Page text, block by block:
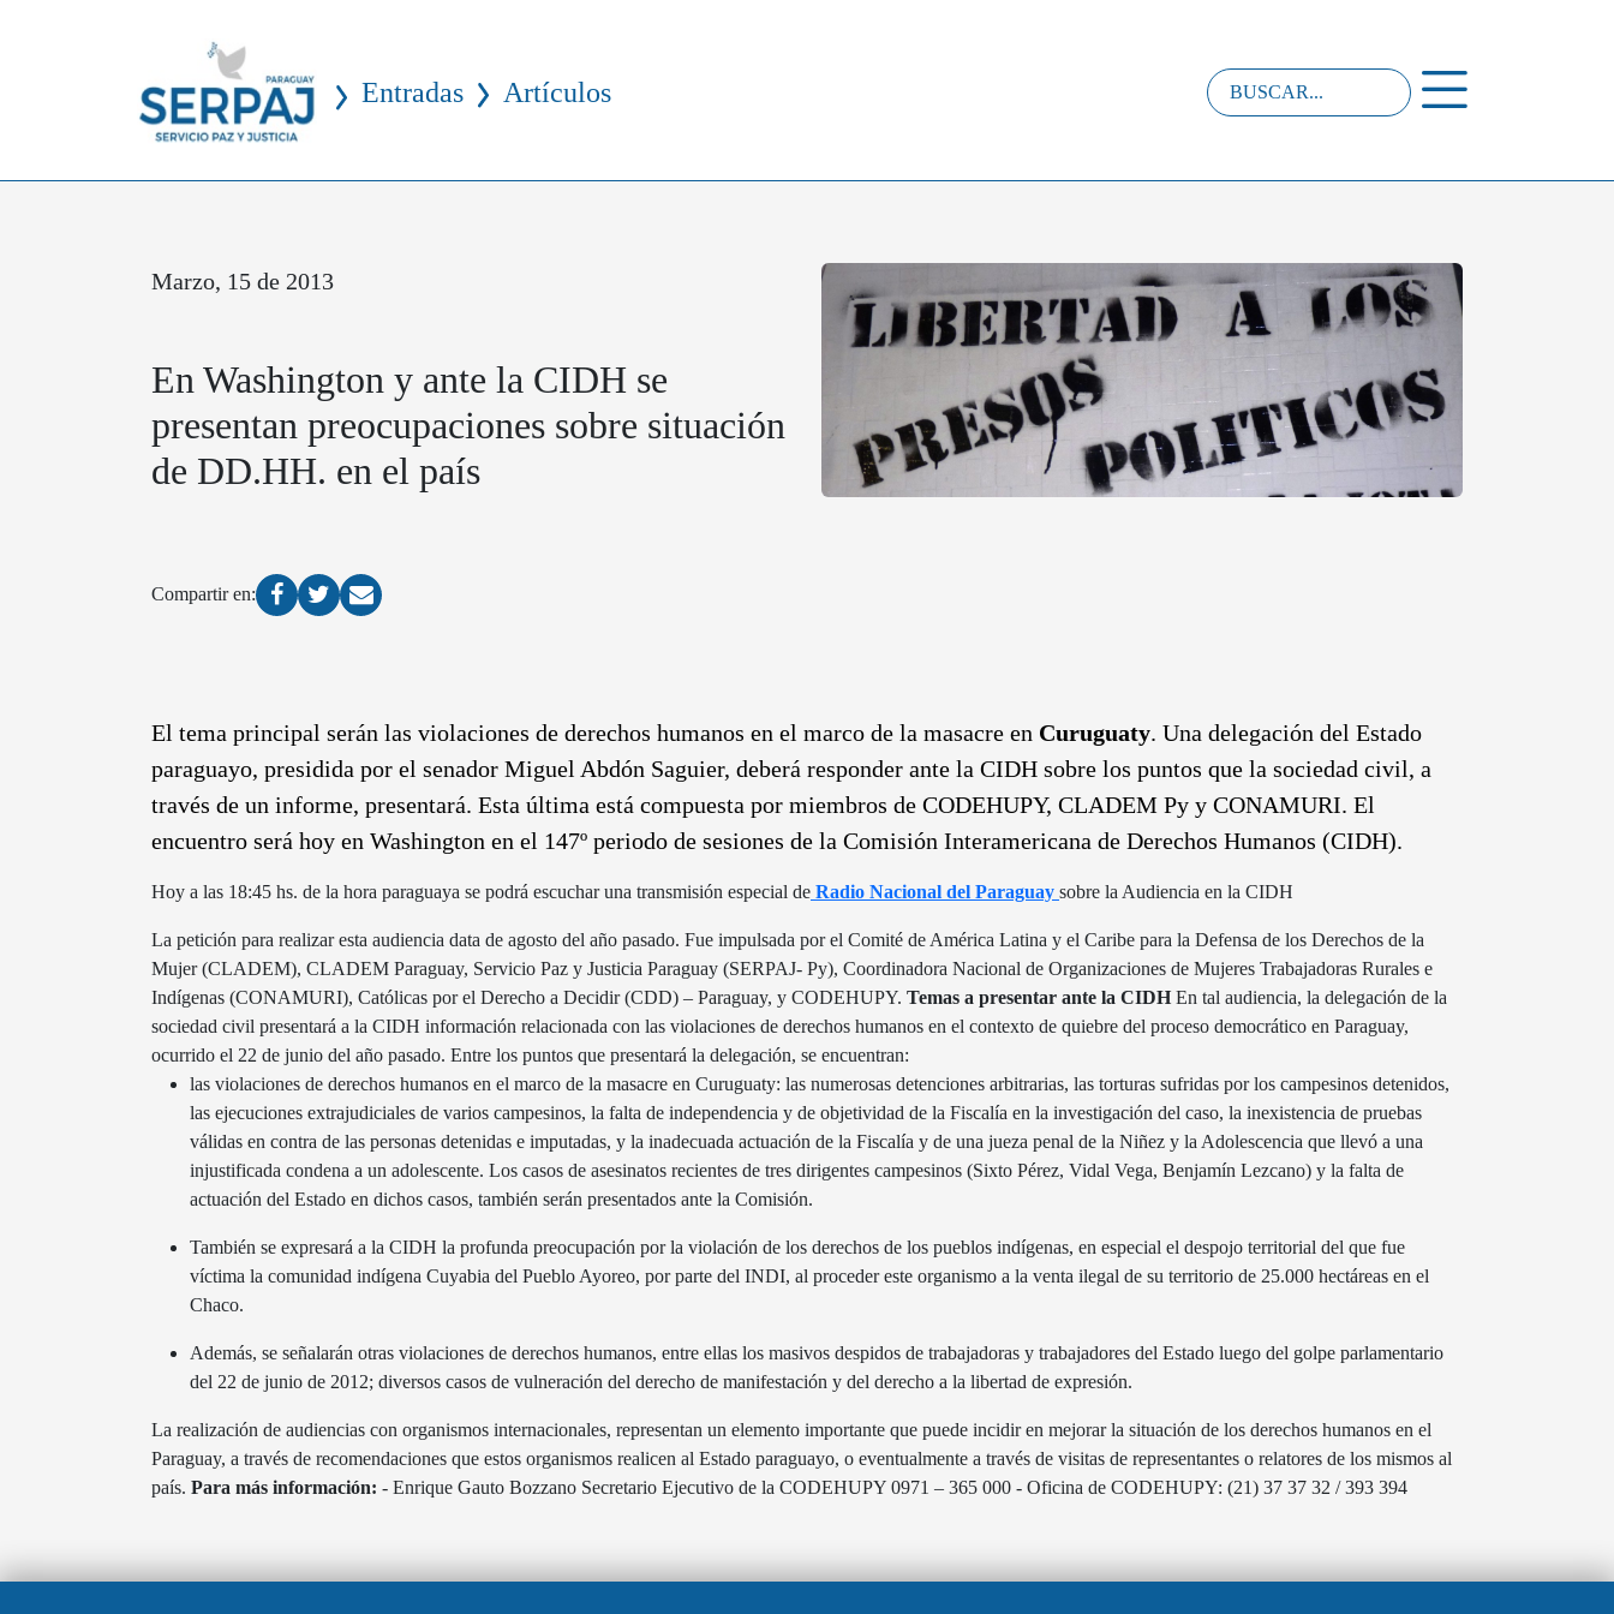
Entradas Artículos
Marzo, 15 de 2013
En Washington y ante la CIDH se
presentan preocupaciones sobre situación
de DD.HH. en el país
Compartir en:
El tema principal serán las violaciones de derechos humanos en el marco de la masacre en Curuguaty. Una delegación del Estado
paraguayo, presidida por el senador Miguel Abdón Saguier, deberá responder ante la CIDH sobre los puntos que la sociedad civil, a
través de un informe, presentará. Esta última está compuesta por miembros de CODEHUPY, CLADEM Py y CONAMURI. El
encuentro será hoy en Washington en el 147º periodo de sesiones de la Comisión Interamericana de Derechos Humanos (CIDH).
Hoy a las 18:45 hs. de la hora paraguaya se podrá escuchar una transmisión especial de Radio Nacional del Paraguay sobre la Audiencia en la CIDH
La petición para realizar esta audiencia data de agosto del año pasado. Fue impulsada por el Comité de América Latina y el Caribe para la Defensa de los Derechos de la
Mujer (CLADEM), CLADEM Paraguay, Servicio Paz y Justicia Paraguay (SERPAJ- Py), Coordinadora Nacional de Organizaciones de Mujeres Trabajadoras Rurales e
Indígenas (CONAMURI), Católicas por el Derecho a Decidir (CDD) – Paraguay, y CODEHUPY. Temas a presentar ante la CIDH En tal audiencia, la delegación de la
sociedad civil presentará a la CIDH información relacionada con las violaciones de derechos humanos en el contexto de quiebre del proceso democrático en Paraguay,
ocurrido el 22 de junio del año pasado. Entre los puntos que presentará la delegación, se encuentran:
las violaciones de derechos humanos en el marco de la masacre en Curuguaty: las numerosas detenciones arbitrarias, las torturas sufridas por los campesinos detenidos,
las ejecuciones extrajudiciales de varios campesinos, la falta de independencia y de objetividad de la Fiscalía en la investigación del caso, la inexistencia de pruebas
válidas en contra de las personas detenidas e imputadas, y la inadecuada actuación de la Fiscalía y de una jueza penal de la Niñez y la Adolescencia que llevó a una
injustificada condena a un adolescente. Los casos de asesinatos recientes de tres dirigentes campesinos (Sixto Pérez, Vidal Vega, Benjamín Lezcano) y la falta de
actuación del Estado en dichos casos, también serán presentados ante la Comisión.
También se expresará a la CIDH la profunda preocupación por la violación de los derechos de los pueblos indígenas, en especial el despojo territorial del que fue
víctima la comunidad indígena Cuyabia del Pueblo Ayoreo, por parte del INDI, al proceder este organismo a la venta ilegal de su territorio de 25.000 hectáreas en el
Chaco.
Además, se señalarán otras violaciones de derechos humanos, entre ellas los masivos despidos de trabajadoras y trabajadores del Estado luego del golpe parlamentario
del 22 de junio de 2012; diversos casos de vulneración del derecho de manifestación y del derecho a la libertad de expresión.
La realización de audiencias con organismos internacionales, representan un elemento importante que puede incidir en mejorar la situación de los derechos humanos en el
Paraguay, a través de recomendaciones que estos organismos realicen al Estado paraguayo, o eventualmente a través de visitas de representantes o relatores de los mismos al
país. Para más información: - Enrique Gauto Bozzano Secretario Ejecutivo de la CODEHUPY 0971 – 365 000 - Oficina de CODEHUPY: (21) 37 37 32 / 393 394